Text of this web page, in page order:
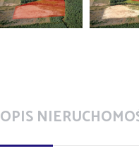
OPIS